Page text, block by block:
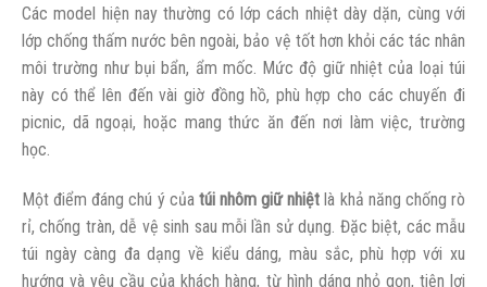
Các model hiện nay thường có lớp cách nhiệt dày dặn, cùng với
lớp chống thấm nước bên ngoài, bảo vệ tốt hơn khỏi các tác nhân
môi trường như bụi bẩn, ẩm mốc. Mức độ giữ nhiệt của loại túi
này có thể lên đến vài giờ đồng hồ, phù hợp cho các chuyến đi
picnic, dã ngoại, hoặc mang thức ăn đến nơi làm việc, trường
học.
Một điểm đáng chú ý của túi nhôm giữ nhiệt là khả năng chống rò
rỉ, chống tràn, dễ vệ sinh sau mỗi lần sử dụng. Đặc biệt, các mẫu
túi ngày càng đa dạng về kiểu dáng, màu sắc, phù hợp với xu
hướng và yêu cầu của khách hàng, từ hình dáng nhỏ gọn, tiện lợi